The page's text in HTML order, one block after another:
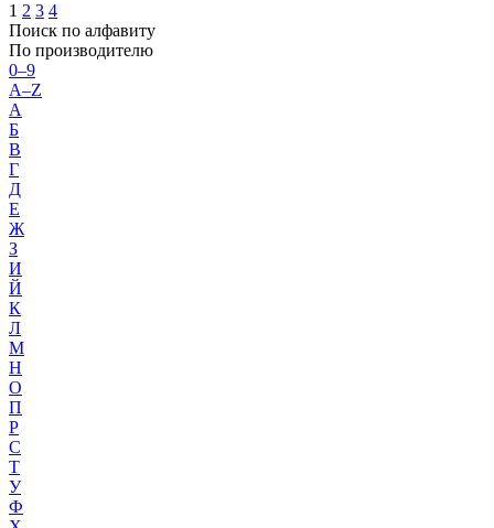
1 2 3 4
Поиск по алфавиту
По производителю
0–9
A–Z
А
Б
В
Г
Д
Е
Ж
З
И
Й
К
Л
М
Н
О
П
Р
С
Т
У
Ф